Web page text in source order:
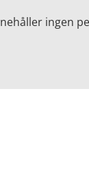
ingen